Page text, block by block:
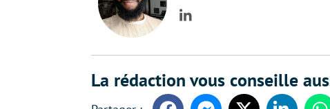
LinkedIn
La rédaction vous conseille